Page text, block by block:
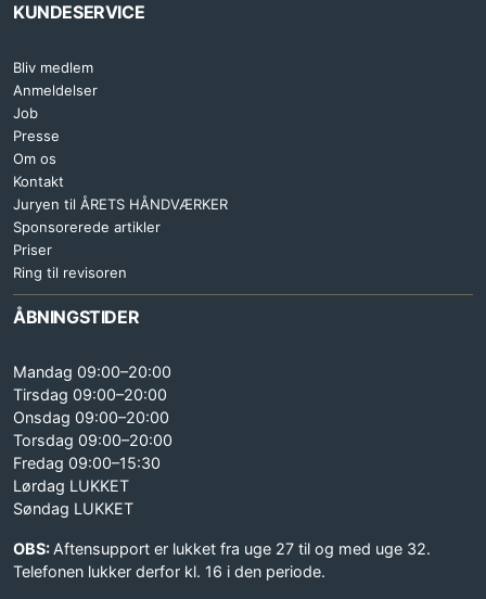
KUNDESERVICE
Bliv medlem
Anmeldelser
Job
Presse
Om os
Kontakt
Juryen til ÅRETS HÅNDVÆRKER
Sponsorerede artikler
Priser
Ring til revisoren
ÅBNINGSTIDER
Mandag 09:00–20:00
Tirsdag 09:00–20:00
Onsdag 09:00–20:00
Torsdag 09:00–20:00
Fredag 09:00–15:30
Lørdag LUKKET
Søndag LUKKET
OBS: Aftensupport er lukket fra uge 27 til og med uge 32.
Telefonen lukker derfor kl. 16 i den periode.